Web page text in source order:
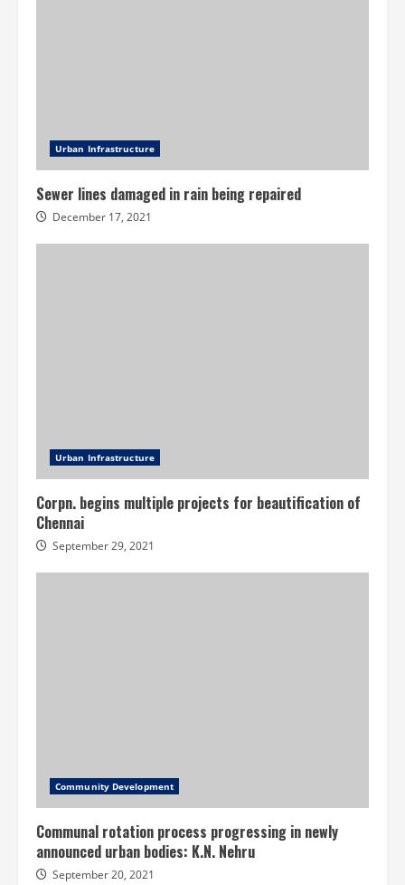
Urban Infrastructure
Sewer lines damaged in rain being repaired
December 17, 2021
Urban Infrastructure
Corpn. begins multiple projects for beautification of
Chennai
September 29, 2021
Community Development
Communal rotation process progressing in newly
announced urban bodies: K.N. Nehru
September 20, 2021